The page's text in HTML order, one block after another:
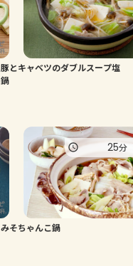
豚とキャベツのダブルスープ塩
鍋
みそちゃんこ鍋
25分